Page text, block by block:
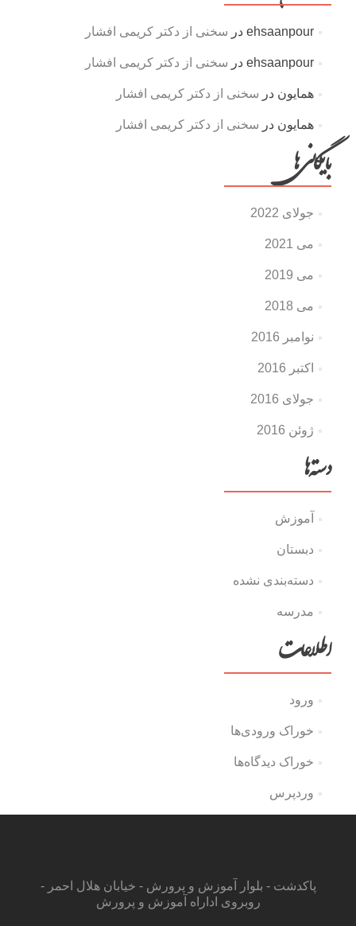
ehsaanpourدر سخنی از دکتر کریمی افشار
ehsaanpourدر سخنی از دکتر کریمی افشار
همایون در سخنی از دکتر کریمی افشار
همایون در سخنی از دکتر کریمی افشار
بایگانی‌ها
جولای 2022
می 2021
می 2019
می 2018
نوامبر 2016
اکتبر 2016
جولای 2016
ژوئن 2016
دسته‌ها
آموزش
دبستان
دسته‌بندی نشده
مدرسه
اطلاعات
ورود
خوراک ورودی‌ها
خوراک دیدگاه‌ها
وردپرس
پاکدشت - بلوار آموزش و پرورش - خیابان هلال احمر -
روبروی اداراه آموزش و پرورش